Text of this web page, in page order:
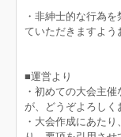
・非紳士的な行為
ていただきますよう
■運営より
・初めての大会主
が、どうぞよろしく
・大会作成にあた